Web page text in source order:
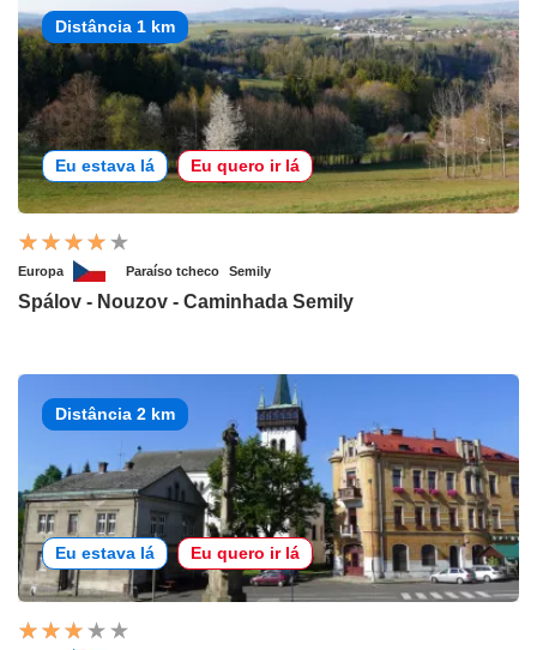
Distância 1 km
Eu estava lá Eu quero ir lá
Europa Paraíso tcheco Semily
Spálov - Nouzov - Caminhada Semily
Distância 2 km
Eu estava lá Eu quero ir lá